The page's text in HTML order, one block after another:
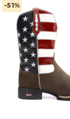
-51%